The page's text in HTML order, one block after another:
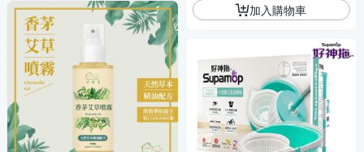
加入購物車